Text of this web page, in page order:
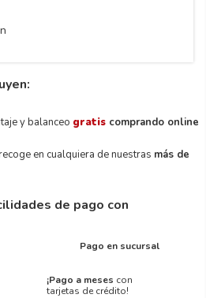
y balanceo gratis comprando online
en cualquiera de nuestras más de
de pago con
Pago en sucursal
¡Pago a meses con
tarjetas de crédito!